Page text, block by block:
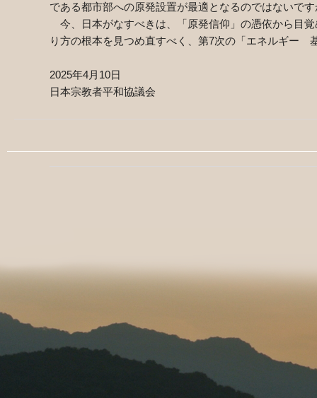
である都市部への原発設置が最適となるのではないで
今、日本がなすべきは、「原発信仰」の憑依から目覚
り方の根本を見つめ直すべく、第7次の「エネルギー
2025年4月 10日
日本宗教者平和協議会